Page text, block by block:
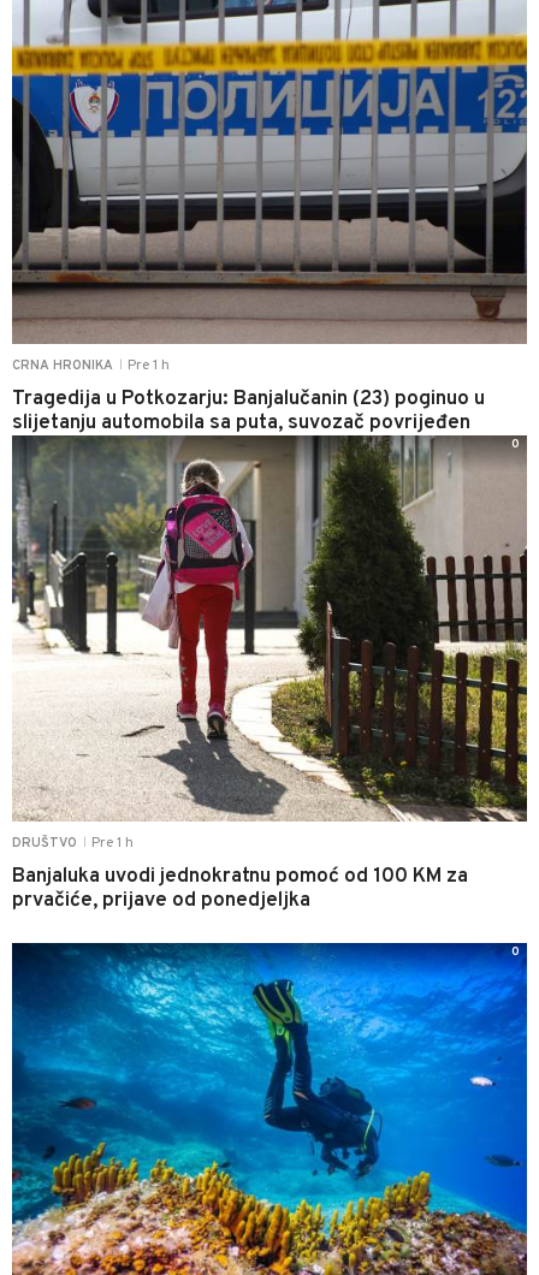
CRNA HRONIKA Pre 1 h
Tragedija u Potkozarju: Banjalučanin (23) poginuo u
slijetanju automobila sa puta, suvozač povrijeđen
DRUŠTVO Pre 1 h
Banjaluka uvodi jednokratnu pomoć od 100 KM za
prvačiće, prijave od ponedjeljka
0
0